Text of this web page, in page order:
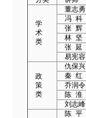
学
术
类
董志勇
冯 科
张 辉
林 坚
张 延
易宪容
政
策
类
仇保兴
秦 红
乔润令
陈 淮
刘志峰
陈 平